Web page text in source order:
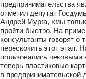
предпринимательства
отметил депутат
Андрей Мурга, «мы
пройти быстро. На
консультанты говорят о
перескочить этот этап.
пользовались
теперь пластиковые
в предпринимательской